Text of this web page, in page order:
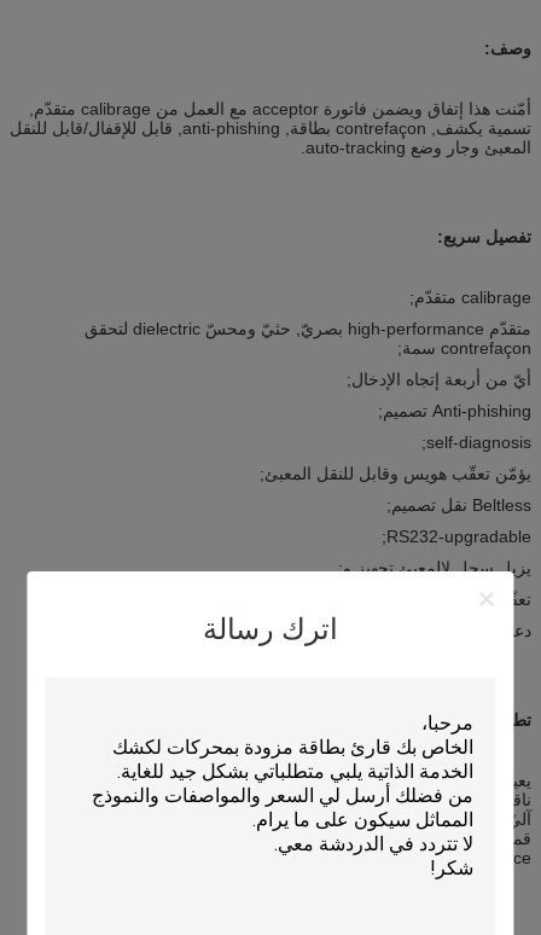
اترك رسالة
وصف:
أمّنت هذا إتفاق ويضمن فاتورة acceptor مع العمل من calibrage متقدّم,
تسمية يكشف, contrefaçon بطاقة, anti-phishing, قابل للإقفال/قابل للنقل
المعبئ وجار وضع auto-tracking.
تفصيل سريع:
calibrage متقدّم;
متقدّم high-performance بصريّ, حثيّ ومحسّ dielectric لتحقق
contrefaçon سمة;
أيّ من أربعة إتجاه الإدخال;
Anti-phishing تصميم;
self-diagnosis;
يؤمّن تعقّب هويس وقابل للنقل المعبئ;
Beltless نقل تصميم;
RS232-upgradable;
يزيل سجل لالمعبئ تجهيز و;
تعقّبت بطاقة جماعيّ في المعبئ دائما مع سجل;
دعم أن يكشف يغيّر بطاقة
تطبيق:
يعيد آلة
ناقلة نفط
آليّ البيع آلة
قمار آلة
self-service دفع آلة